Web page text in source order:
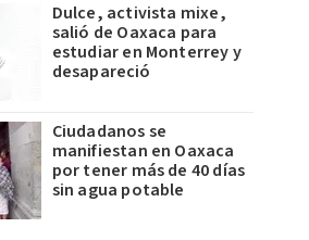
Dulce, activista mixe,
salió de Oaxaca para
estudiar en Monterrey y
desapareció
Ciudadanos se
manifiestan en Oaxaca
por tener más de 40 días
sin agua potable